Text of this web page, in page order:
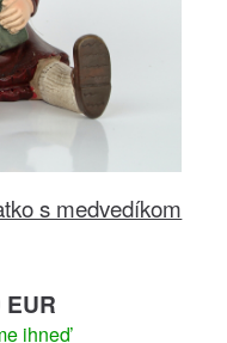
s medvedíkom
ihneď